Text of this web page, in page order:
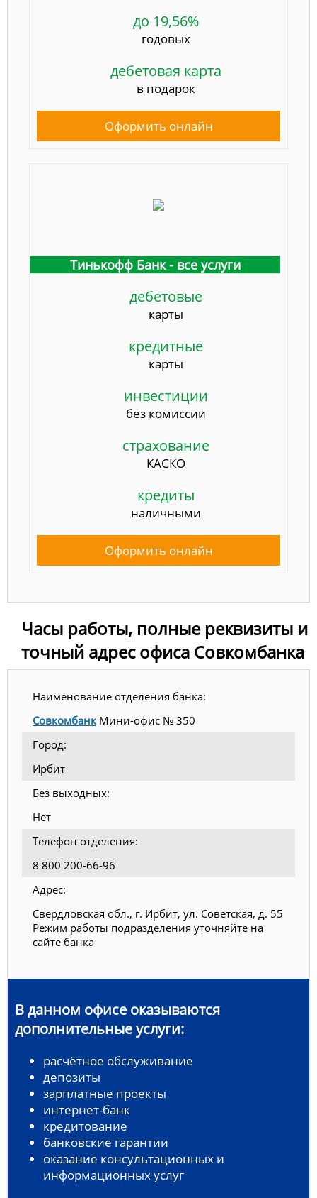
до 19,56%
годовых
дебетовая карта
в подарок
Оформить онлайн
Тинькофф Банк - все услуги
дебетовые
карты
кредитные
карты
инвестиции
без комиссии
страхование
КАСКО
кредиты
наличными
Оформить онлайн
Часы работы, полные реквизиты и
точный адрес офиса Совкомбанка
Наименование отделения банка:
СовкомбанкМини-офис № 350
Город:
Ирбит
Без выходных:
Нет
Телефон отделения:
8 800 200-66-96
Адрес:
Свердловская обл., г. Ирбит, ул. Советская, д. 55
Режим работы подразделения уточняйте на
сайте банка
В данном офисе оказываются
дополнительные услуги:
расчётное обслуживание
депозиты
зарплатные проекты
интернет-банк
кредитование
банковские гарантии
оказание консультационных и
информационных услуг